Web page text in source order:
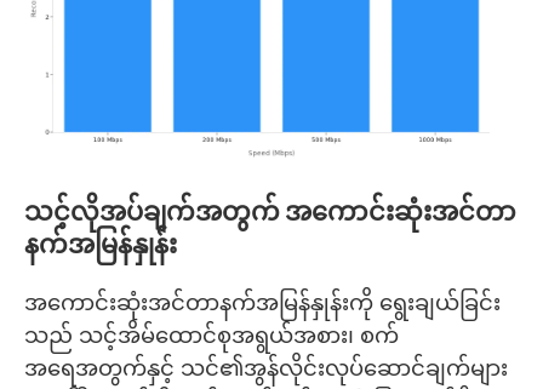
သင့်လိုအပ်ချက်အတွက် အကောင်းဆုံးအင်တာ
နက်အမြန်နှုန်း
အကောင်းဆုံးအင်တာနက်အမြန်နှုန်းကို ရွေးချယ်ခြင်း
သည် သင့်အိမ်ထောင်စုအရွယ်အစား၊ စက်
အရေအတွက်နှင့် သင်၏အွန်လိုင်းလုပ်ဆောင်ချက်များ